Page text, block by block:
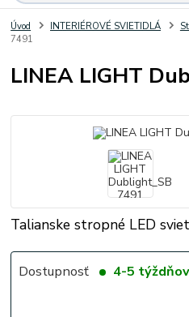
Úvod INTERIÉROVÉ SVIETIDLÁ
7491
LINEA LIGHT
Talianske stropné LED
Dostupnosť 4-5 týždňov